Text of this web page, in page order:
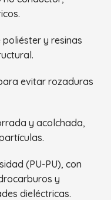
y resinas
evitar rozaduras
y acolchada,
(PU-PU), con
y
dieléctricas.